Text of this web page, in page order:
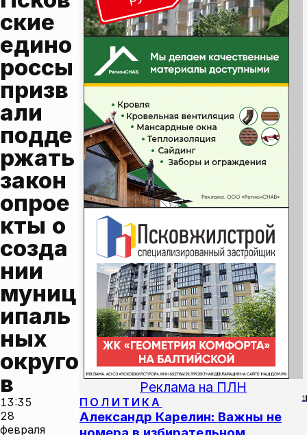
ские
едино
россы
призв
али
подде
ржать
закон
опрое
кты о
созда
нии
муниц
ипаль
ных
округо
в
13:35
28
февраля
1
Реклама на ПЛН
ПОЛИТИКА
Александр Карелин: Важны не